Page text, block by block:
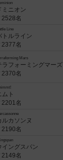
ミニオン
2528名
Line
トルライン
2377名
Mars
ラフォーミングマーズ
2370名
ムト
2201名
ルカソンヌ
2190名
イングスパン
2149名